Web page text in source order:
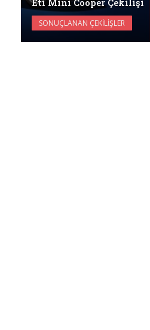
SONUÇLANAN ÇEKILIŞLER